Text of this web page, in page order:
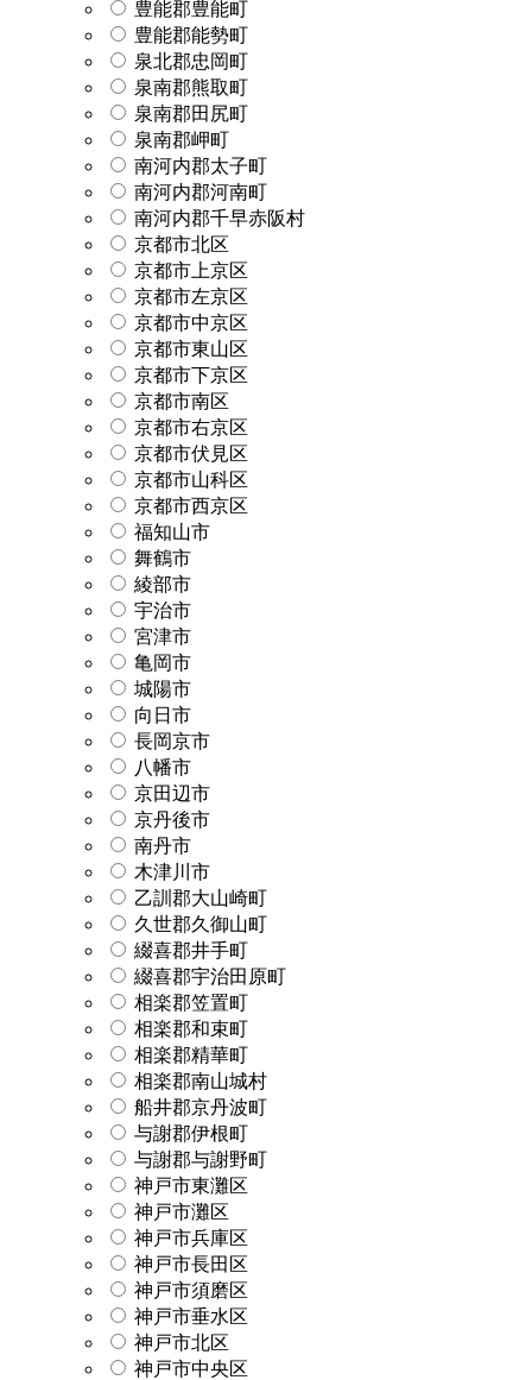
豊能郡豊能町
豊能郡能勢町
泉北郡忠岡町
泉南郡熊取町
泉南郡田尻町
泉南郡岬町
南河内郡太子町
南河内郡河南町
南河内郡千早赤阪村
京都市北区
京都市上京区
京都市左京区
京都市中京区
京都市東山区
京都市下京区
京都市南区
京都市右京区
京都市伏見区
京都市山科区
京都市西京区
福知山市
舞鶴市
綾部市
宇治市
宮津市
亀岡市
城陽市
向日市
長岡京市
八幡市
京田辺市
京丹後市
南丹市
木津川市
乙訓郡大山崎町
久世郡久御山町
綴喜郡井手町
綴喜郡宇治田原町
相楽郡笠置町
相楽郡和束町
相楽郡精華町
相楽郡南山城村
船井郡京丹波町
与謝郡伊根町
与謝郡与謝野町
神戸市東灘区
神戸市灘区
神戸市兵庫区
神戸市長田区
神戸市須磨区
神戸市垂水区
神戸市北区
神戸市中央区